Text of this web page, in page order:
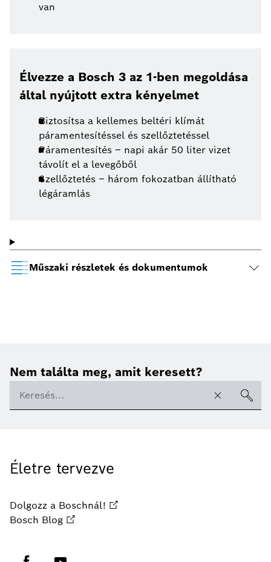
van
Élvezze a Bosch 3 az 1-ben megoldása
által nyújtott extra kényelmet
Biztosítsa a kellemes beltéri klímát
páramentesítéssel és szellőztetéssel
Páramentesítés – napi akár 50 liter vizet
távolít el a levegőből
Szellőztetés – három fokozatban állítható
légáramlás
Műszaki részletek és dokumentumok
Nem találta meg, amit keresett?
Életre tervezve
Dolgozz a Boschnál!
Bosch Blog